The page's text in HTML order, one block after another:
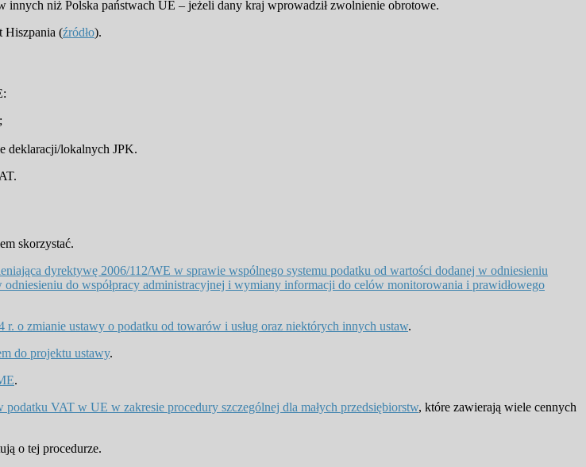
niż Polska państwach UE – jeżeli dany kraj wprowadził zwolnienie obrotowe.
Hiszpania (źródło).
deklaracji/lokalnych JPK.
skorzystać.
dyrektywę 2006/112/WE w sprawie wspólnego systemu podatku od wartości dodanej w odniesieniu
do współpracy administracyjnej i wymiany informacji do celów monitorowania i prawidłowego
r. o zmianie ustawy o podatku od towarów i usług oraz niektórych innych ustaw.
do projektu ustawy.
.
VAT w UE w zakresie procedury szczególnej dla małych przedsiębiorstw, które zawierają wiele cennych
o tej procedurze.